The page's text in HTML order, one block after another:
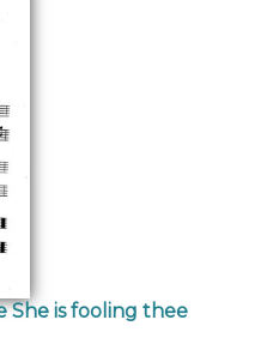
She is fooling thee